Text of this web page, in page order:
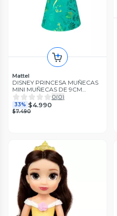
Mattel
DISNEY PRINCESA MUÑECAS
MINI MUÑECAS DE 9CM
SORPRESA - ARIEL
0(0)
33% $4.990
$7.490